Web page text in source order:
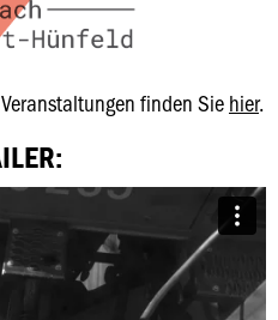
finden Sie hier.